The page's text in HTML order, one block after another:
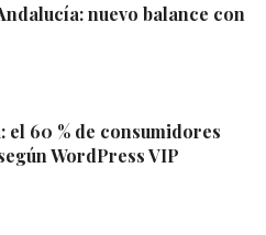
nuevo balance con
el 60 % de consumidores
WordPress VIP